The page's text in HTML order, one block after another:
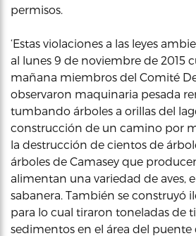
permisos.
‘Estas violaciones a las leyes
al lunes 9 de noviembre de 2015
mañana miembros del Comité
observaron maquinaria pesada
tumbando árboles a orillas del
construcción de un camino por
la destrucción de cientos de
árboles de Camasey que
alimentan una variedad de aves,
sabanera. También se construyó
para lo cual tiraron toneladas de
sedimentos en el área del puente